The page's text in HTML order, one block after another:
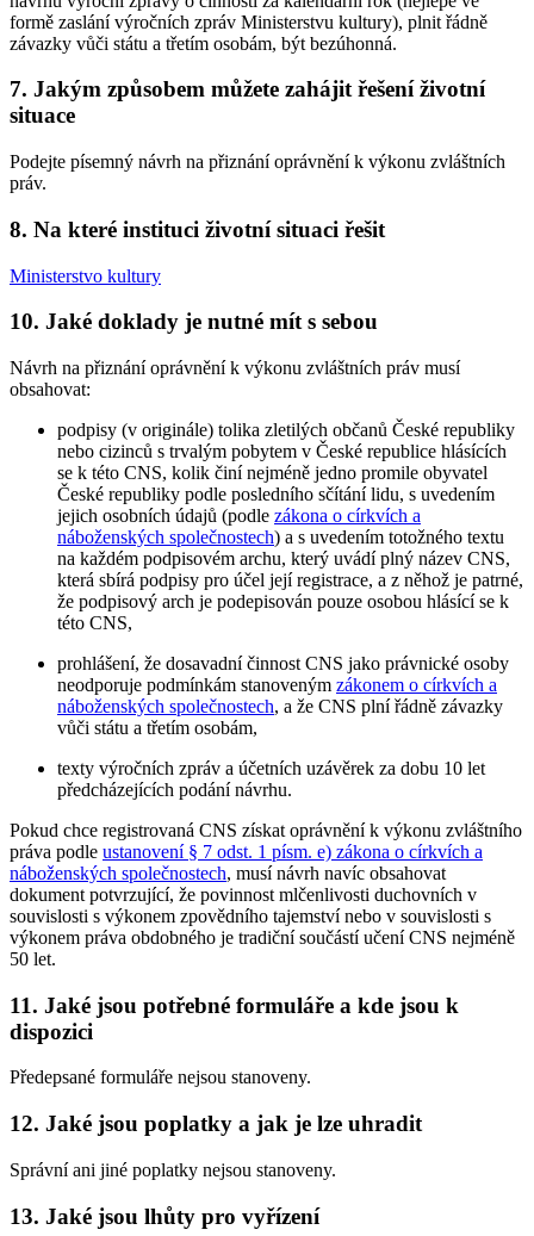
formě zaslání výročních zpráv Ministerstvu kultury), plnit řádně
závazky vůči státu a třetím osobám, být bezúhonná.
7. Jakým způsobem můžete zahájit řešení životní
situace
Podejte písemný návrh na přiznání oprávnění k výkonu zvláštních
práv.
8. Na které instituci životní situaci řešit
Ministerstvo kultury
10. Jaké doklady je nutné mít s sebou
Návrh na přiznání oprávnění k výkonu zvláštních práv musí
obsahovat:
podpisy (v originále) tolika zletilých občanů České republiky
nebo cizinců s trvalým pobytem v České republice hlásících
se k této CNS, kolik činí nejméně jedno promile obyvatel
České republiky podle posledního sčítání lidu, s uvedením
jejich osobních údajů (podle zákona o církvích a
náboženských společnostech) a s uvedením totožného textu
na každém podpisovém archu, který uvádí plný název CNS,
která sbírá podpisy pro účel její registrace, a z něhož je patrné,
že podpisový arch je podepisován pouze osobou hlásící se k
této CNS,
prohlášení, že dosavadní činnost CNS jako právnické osoby
neodporuje podmínkám stanoveným zákonem o církvích a
náboženských společnostech, a že CNS plní řádně závazky
vůči státu a třetím osobám,
texty výročních zpráv a účetních uzávěrek za dobu 10 let
předcházejících podání návrhu.
Pokud chce registrovaná CNS získat oprávnění k výkonu zvláštního
práva podle ustanovení § 7 odst. 1 písm. e) zákona o církvích a
náboženských společnostech, musí návrh navíc obsahovat
dokument potvrzující, že povinnost mlčenlivosti duchovních v
souvislosti s výkonem zpovědního tajemství nebo v souvislosti s
výkonem práva obdobného je tradiční součástí učení CNS nejméně
50 let.
11. Jaké jsou potřebné formuláře a kde jsou k
dispozici
Předepsané formuláře nejsou stanoveny.
12. Jaké jsou poplatky a jak je lze uhradit
Správní ani jiné poplatky nejsou stanoveny.
13. Jaké jsou lhůty pro vyřízení